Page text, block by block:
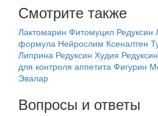
Смотрите также
Лактомарин Фитомуцил Редуксин
формула Нейрослим Ксеналтен
Липрина Редуксин Худия
для контроля аппетита Фигурин
Эвалар
Вопросы и ответы